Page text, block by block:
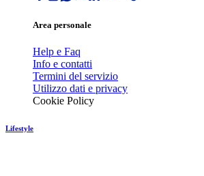
Area personale
Help e Faq
Info e contatti
Termini del servizio
Utilizzo dati e privacy
Cookie Policy
Lifestyle